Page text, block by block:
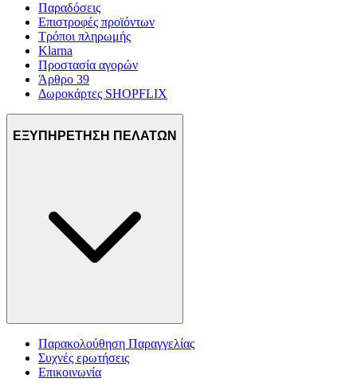
Παραδόσεις
Επιστροφές προϊόντων
Τρόποι πληρωμής
Klarna
Προστασία αγορών
Άρθρο 39
Δωροκάρτες SHOPFLIX
ΕΞΥΠΗΡΕΤΗΣΗ ΠΕΛΑΤΩΝ
Παρακολούθηση Παραγγελίας
Συχνές ερωτήσεις
Επικοινωνία